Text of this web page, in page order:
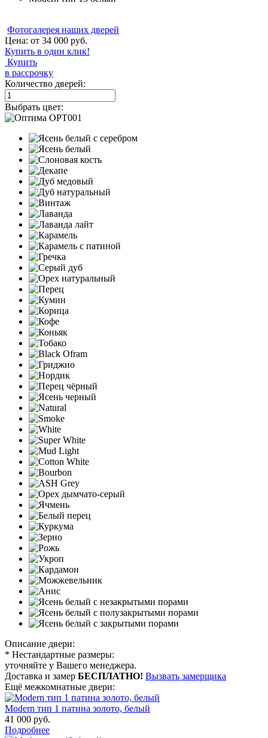
Фотогалерея наших дверей
Цена: от 34 000 руб.
Купить в один клик!
Купить
в рассрочку
Количество дверей:
Выбрать цвет:
Описание двери:
* Нестандартные размеры:
уточняйте у Вашего менеджера.
Доставка и замер БЕСПЛАТНО! Вызвать замерщика
Ещё межкомнатные двери:
Modern тип 1 патина золото, белый
41 000 руб.
Подробнее